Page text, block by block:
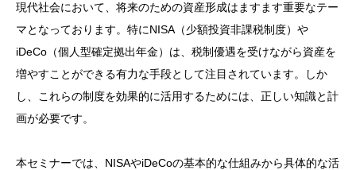
現代社会において、将来のための資産形成はますます重要なテー
マとなっております。特にNISA（少額投資非課税制度）や
iDeCo（個人型確定拠出年金）は、税制優遇を受けながら資産を
増やすことができる有力な手段として注目されています。しか
し、これらの制度を効果的に活用するためには、正しい知識と計
画が必要です。
本セミナーでは、NISAやiDeCoの基本的な仕組みから具体的な活